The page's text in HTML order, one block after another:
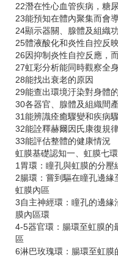
22潛在性心血管疾病，糖
23能預知在體內聚集而會
24顯示器關、腺體及組織
25體液酸化和炎性自控反
26因抑制炎性自控反應，
27虹彩分析能同時觀察全
28能找出衰老的原因
29能查出環境汙染對身體
30各器官、腺體及組織間
31能辨識痊癒驟變和疾病
32能詮釋赫爾因氏康復規
33能評估整體的健康情況
虹膜基礎認知一、虹膜七
1胃環：瞳孔與虹膜的分壓
2腸環：嘗到驅在瞳孔邊
虹膜內區
3自主神經環：瞳孔的邊
膜內區環
4-5器官環：腸環至虹膜的
區
6淋巴玫瑰環：腸環至虹